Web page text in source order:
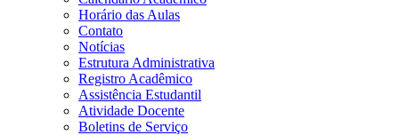
Horário das Aulas
Contato
Notícias
Estrutura Administrativa
Registro Acadêmico
Assistência Estudantil
Atividade Docente
Boletins de Serviço